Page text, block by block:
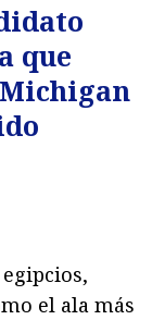
que
el ala más